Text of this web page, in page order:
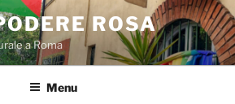
ROSA
a Roma
Menu